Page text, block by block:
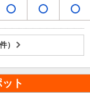
）
ト